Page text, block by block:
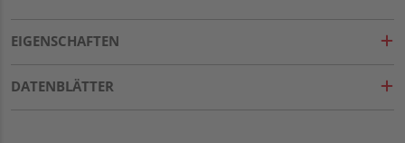
EIGENSCHAFTEN
DATENBLÄTTER